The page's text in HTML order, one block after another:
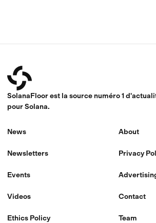
SolanaFloor est la source numéro 1
pour Solana.
News
Newsletters
Events
Videos
Ethics Policy
About
Privacy
Contact
Team